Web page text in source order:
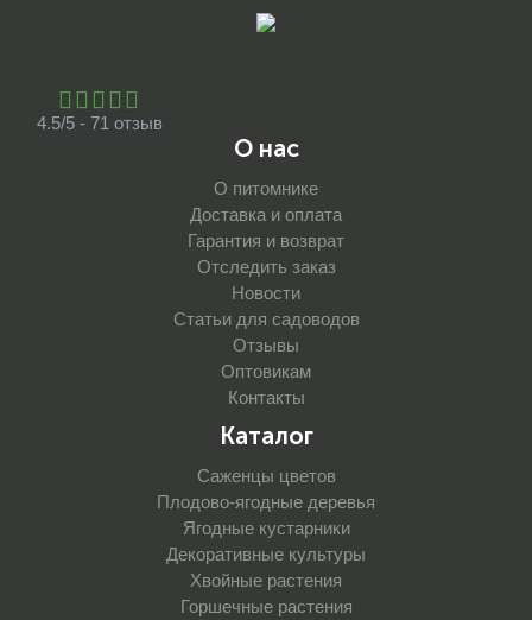
4.5/5 - 71 отзыв
О нас
О питомнике
Доставка и оплата
Гарантия и возврат
Отследить заказ
Новости
Статьи для садоводов
Отзывы
Оптовикам
Контакты
Каталог
Саженцы цветов
Плодово-ягодные деревья
Ягодные кустарники
Декоративные культуры
Хвойные растения
Горшечные растения